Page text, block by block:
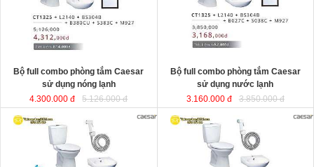
Bộ full combo phòng tắm Caesar
sử dụng nóng lạnh
4.300.000 đ
5.126.000 đ
Bộ full combo phòng tắm Caesar
sử dụng nước lạnh
3.160.000 đ
3.850.000 đ